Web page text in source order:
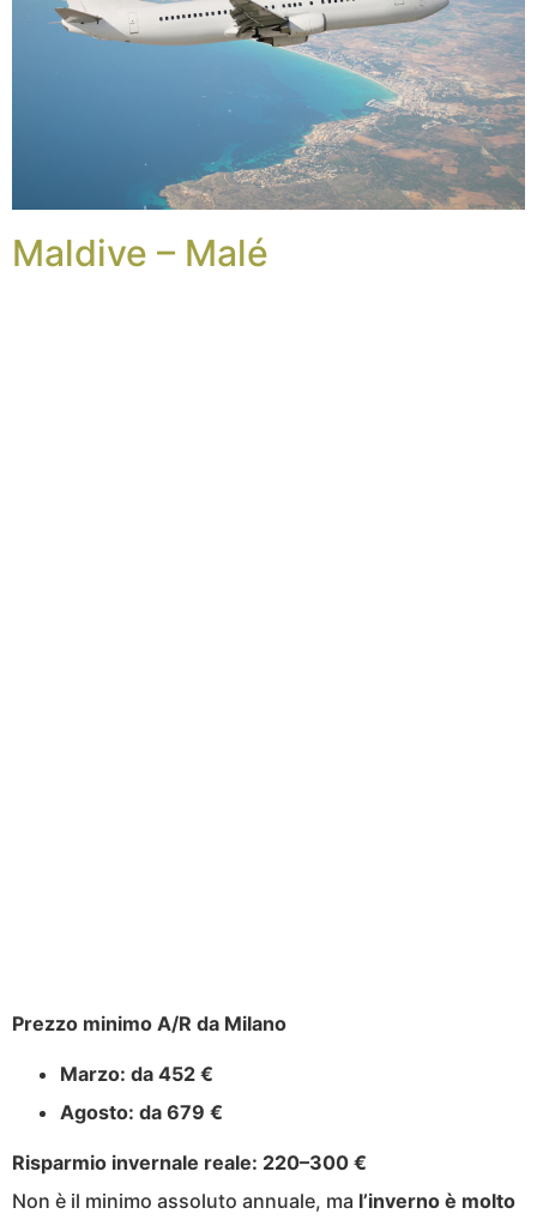
Maldive – Malé
Prezzo minimo A/R da Milano
Marzo: da 452 €
Agosto: da 679 €
Risparmio invernale reale: 220–300 €
Non è il minimo assoluto annuale, ma l’inverno è molto